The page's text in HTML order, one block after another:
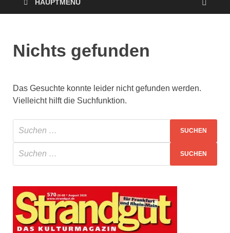
HAUPTMENÜ
Nichts gefunden
Das Gesuchte konnte leider nicht gefunden werden.
Vielleicht hilft die Suchfunktion.